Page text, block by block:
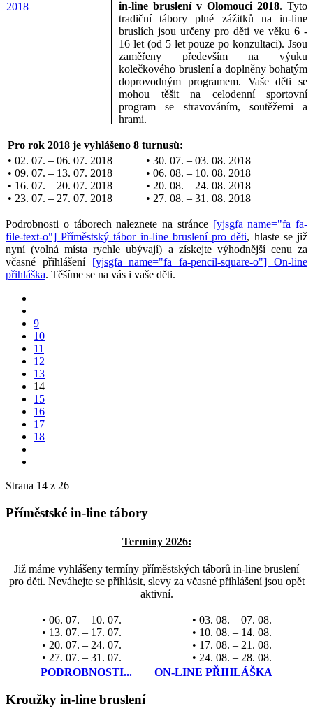
in-line bruslení v Olomouci 2018. Tyto
tradiční tábory plné zážitků na in-line
bruslích jsou určeny pro děti ve věku 6 -
16 let (od 5 let pouze po konzultaci). Jsou
zaměřeny především na výuku
kolečkového bruslení a doplněny bohatým
doprovodným programem. Vaše děti se
mohou těšit na celodenní sportovní
program se stravováním, soutěžemi a
hrami.
Pro rok 2018 je vyhlášeno 8 turnusů:
• 02. 07. – 06. 07. 2018
• 09. 07. – 13. 07. 2018
• 16. 07. – 20. 07. 2018
• 23. 07. – 27. 07. 2018
• 30. 07. – 03. 08. 2018
• 06. 08. – 10. 08. 2018
• 20. 08. – 24. 08. 2018
• 27. 08. – 31. 08. 2018
Podrobnosti o táborech naleznete na stránce [yjsgfa name="fa fa-
file-text-o"] Příměstský tábor in-line bruslení pro děti, hlaste se již
nyní (volná místa rychle ubývají) a získejte výhodnější cenu za
včasné přihlášení [yjsgfa name="fa fa-pencil-square-o"] On-line
přihláška. Těšíme se na vás i vaše děti.
9
10
11
12
13
14
15
16
17
18
Strana 14 z 26
Příměstské in-line tábory
Termíny 2026:
Již máme vyhlášeny termíny příměstských táborů in-line bruslení
pro děti. Neváhejte se přihlásit, slevy za včasné přihlášení jsou opět
aktivní.
• 06. 07. – 10. 07.
• 13. 07. – 17. 07.
• 20. 07. – 24. 07.
• 27. 07. – 31. 07.
• 03. 08. – 07. 08.
• 10. 08. – 14. 08.
• 17. 08. – 21. 08.
• 24. 08. – 28. 08.
PODROBNOSTI...
ON-LINE PŘIHLÁŠKA
Kroužky in-line bruslení